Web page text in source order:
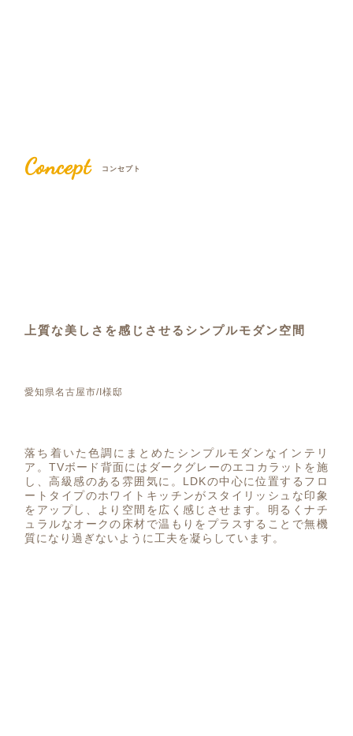
Concept コンセプト
上質な美しさを感じさせるシンプルモダン空間
愛知県名古屋市/I様邸
落ち着いた色調にまとめたシンプルモダンなインテリ
ア。TVボード背面にはダークグレーのエコカラットを施
し、高級感のある雰囲気に。LDKの中心に位置するフロ
ートタイプのホワイトキッチンがスタイリッシュな印象
をアップし、より空間を広く感じさせます。明るくナチ
ュラルなオークの床材で温もりをプラスすることで無機
質になり過ぎないように工夫を凝らしています。